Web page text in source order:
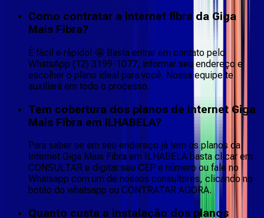
Como contratar a internet fibra da Giga
Mais Fibra?
É fácil e rápido! 🤩 Basta entrar em contato pelo
WhatsApp (12) 3199-1077, informar seu endereço e
escolher o plano ideal para você. Nossa equipe te
auxiliará em todo o processo.
Tem cobertura dos planos de internet Giga
Mais Fibra em ILHABELA?
Para saber se em seu endereço já tem os planos da
Internet Giga Mais Fibra em ILHABELA basta clicar em
CONSULTAR e digitar seu CEP e número ou fale no
Whatsapp com um de nossos consultores, clicando no
botão do whatsapp ou CONTRATAR AGORA.
Quanto custa a instalação dos planos